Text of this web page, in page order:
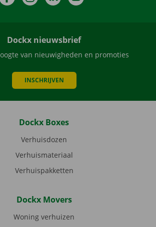
Dockx nieuwsbrief
van nieuwigheden en promoties
INSCHRIJVEN
Dockx Boxes
Verhuisdozen
Verhuismateriaal
Verhuispakketten
Dockx Movers
Woning verhuizen